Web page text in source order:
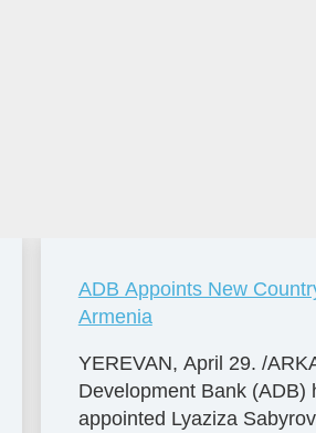
ADB Appoints New
Armenia
YEREVAN, April 29. /
Development Bank (ADB)
appointed Lyaziza